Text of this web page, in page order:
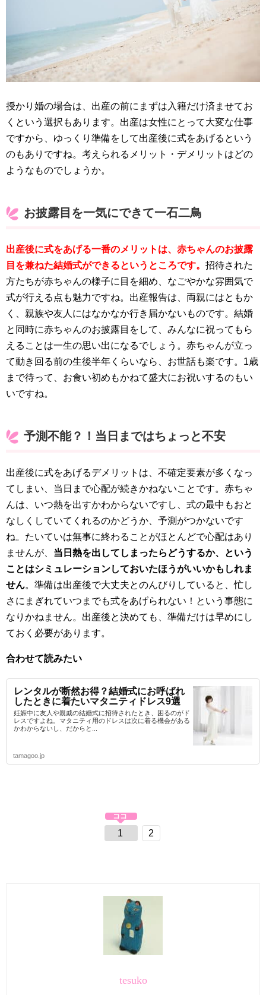
授かり婚の場合は、出産の前にまずは入籍だけ済ませてお
くという選択もあります。出産は女性にとって大変な仕事
ですから、ゆっくり準備をして出産後に式をあげるという
のもありですね。考えられるメリット・デメリットはどの
ようなものでしょうか。
お披露目を一気にできて一石二鳥
出産後に式をあげる一番のメリットは、赤ちゃんのお披露
目を兼ねた結婚式ができるというところです。 招待された
方たちが赤ちゃんの様子に目を細め、なごやかな雰囲気で
式が行える点も魅力ですね。出産報告は、両親にはともか
く、親族や友人にはなかなか行き届かないものです。結婚
と同時に赤ちゃんのお披露目をして、みんなに祝ってもら
えることは一生の思い出になるでしょう。赤ちゃんが立っ
て動き回る前の生後半年くらいなら、お世話も楽です。1歳
まで待って、お食い初めもかねて盛大にお祝いするのもい
いですね。
予測不能？！当日まではちょっと不安
出産後に式をあげるデメリットは、不確定要素が多くなっ
てしまい、当日まで心配が続きかねないことです。赤ちゃ
んは、いつ熱を出すかわからないですし、式の最中もおと
なしくしていてくれるのかどうか、予測がつかないです
ね。たいていは無事に終わることがほとんどで心配はあり
ませんが、 当日熱を出してしまったらどうするか、という
ことはシミュレーションしておいたほうがいいかもしれま
せん。準備は出産後で大丈夫とのんびりしていると、忙し
さにまぎれていつまでも式をあげられない！という事態に
なりかねません。出産後と決めても、準備だけは早めにし
ておく必要があります。
合わせて読みたい
レンタルが断然お得？結婚式にお呼ばれ
したときに着たいマタニティドレス9選
妊娠中に友人や親戚の結婚式に招待されたとき、困るのがド
レスですよね。マタニティ用のドレスは次に着る機会がある
かわからないし、だからと...
tamagoo.jp
1 2
tesuko